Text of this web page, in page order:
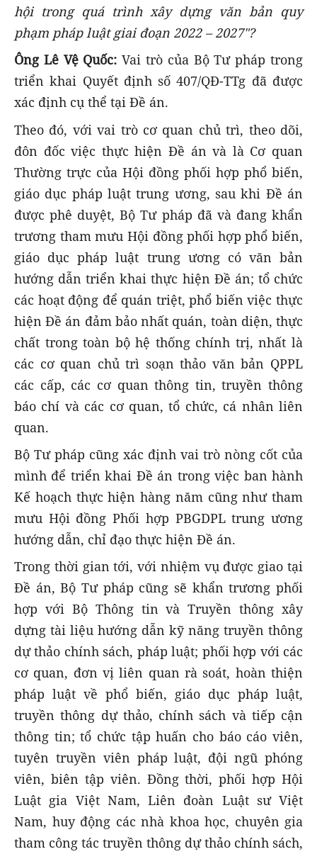
hội trong quá trình xây dựng văn bản quy
phạm pháp luật giai đoạn 2022 – 2027"?
Ông Lê Vệ Quốc: Vai trò của Bộ Tư pháp trong
triển khai Quyết định số 407/QĐ-TTg đã được
xác định cụ thể tại Đề án.
Theo đó, với vai trò cơ quan chủ trì, theo dõi,
đôn đốc việc thực hiện Đề án và là Cơ quan
Thường trực của Hội đồng phối hợp phổ biến,
giáo dục pháp luật trung ương, sau khi Đề án
được phê duyệt, Bộ Tư pháp đã và đang khẩn
trương tham mưu Hội đồng phối hợp phổ biến,
giáo dục pháp luật trung ương có văn bản
hướng dẫn triển khai thực hiện Đề án; tổ chức
các hoạt động để quán triệt, phổ biến việc thực
hiện Đề án đảm bảo nhất quán, toàn diện, thực
chất trong toàn bộ hệ thống chính trị, nhất là
các cơ quan chủ trì soạn thảo văn bản QPPL
các cấp, các cơ quan thông tin, truyền thông
báo chí và các cơ quan, tổ chức, cá nhân liên
quan.
Bộ Tư pháp cũng xác định vai trò nòng cốt của
mình để triển khai Đề án trong việc ban hành
Kế hoạch thực hiện hàng năm cũng như tham
mưu Hội đồng Phối hợp PBGDPL trung ương
hướng dẫn, chỉ đạo thực hiện Đề án.
Trong thời gian tới, với nhiệm vụ được giao tại
Đề án, Bộ Tư pháp cũng sẽ khẩn trương phối
hợp với Bộ Thông tin và Truyền thông xây
dựng tài liệu hướng dẫn kỹ năng truyền thông
dự thảo chính sách, pháp luật; phối hợp với các
cơ quan, đơn vị liên quan rà soát, hoàn thiện
pháp luật về phổ biến, giáo dục pháp luật,
truyền thông dự thảo, chính sách và tiếp cận
thông tin; tổ chức tập huấn cho báo cáo viên,
tuyên truyền viên pháp luật, đội ngũ phóng
viên, biên tập viên. Đồng thời, phối hợp Hội
Luật gia Việt Nam, Liên đoàn Luật sư Việt
Nam, huy động các nhà khoa học, chuyên gia
tham công tác truyền thông dự thảo chính sách,